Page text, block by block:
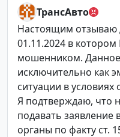
ТрансАвто
Настоящим отзываю
01.11.2024 в
мошенником.
исключительно как
ситуации в
Я подтверждаю, что
подавать заявление
органы по факту ст.